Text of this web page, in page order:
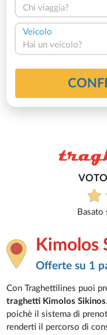
Chi viaggia?
Veicolo
Hai un veicolo?
VOTO
Basato su
Kimolos
Offerte su 1
Con Traghettilines puoi
traghetti Kimolos Sikinos
poichè il sistema di
renderti il percorso di